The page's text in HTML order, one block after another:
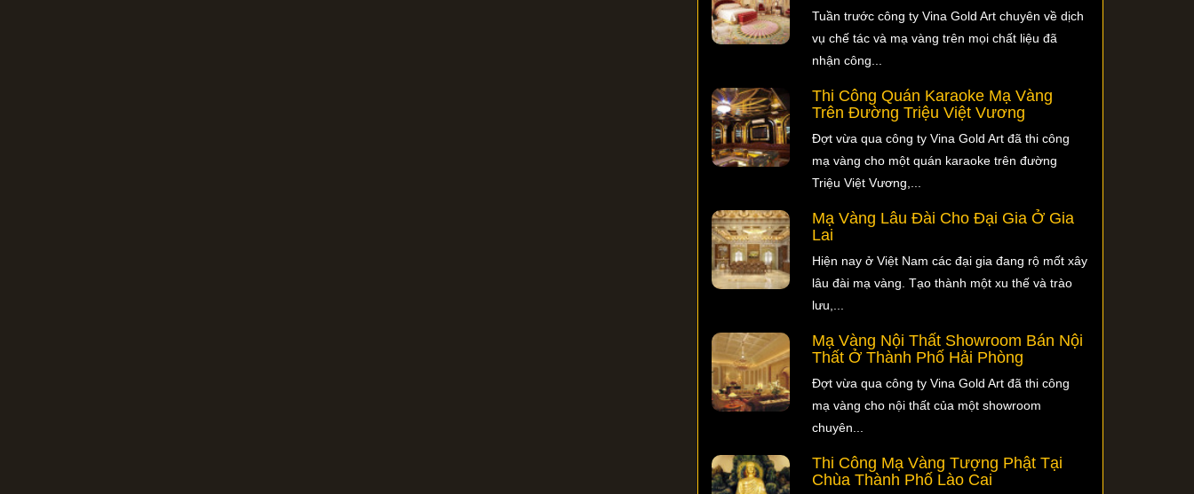
Tuần trước công ty Vina Gold Art chuyên về dịch
vụ chế tác và mạ vàng trên mọi chất liệu đã
nhận công...
Thi Công Quán Karaoke Mạ Vàng
Trên Đường Triệu Việt Vương
Đợt vừa qua công ty Vina Gold Art đã thi công
mạ vàng cho một quán karaoke trên đường
Triệu Việt Vương,...
Mạ Vàng Lâu Đài Cho Đại Gia Ở Gia
Lai
Hiện nay ở Việt Nam các đại gia đang rộ mốt xây
lâu đài mạ vàng. Tạo thành một xu thế và trào
lưu,...
Mạ Vàng Nội Thất Showroom Bán Nội
Thất Ở Thành Phố Hải Phòng
Đợt vừa qua công ty Vina Gold Art đã thi công
mạ vàng cho nội thất của một showroom
chuyên...
Thi Công Mạ Vàng Tượng Phật Tại
Chùa Thành Phố Lào Cai